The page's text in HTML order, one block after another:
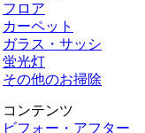
フロア
カーペット
ガラス・サッシ
蛍光灯
その他のお掃除
コンテンツ
ビフォー・アフター